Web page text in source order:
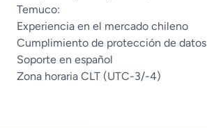
Temuco:
Experiencia en el mercado chileno
Cumplimiento de protección de datos
Soporte en español
Zona horaria CLT (UTC-3/-4)